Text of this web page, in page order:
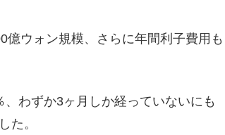
ウォン規模、さらに年間利子費用も
わずか3ヶ月しか経っていないにも
た。